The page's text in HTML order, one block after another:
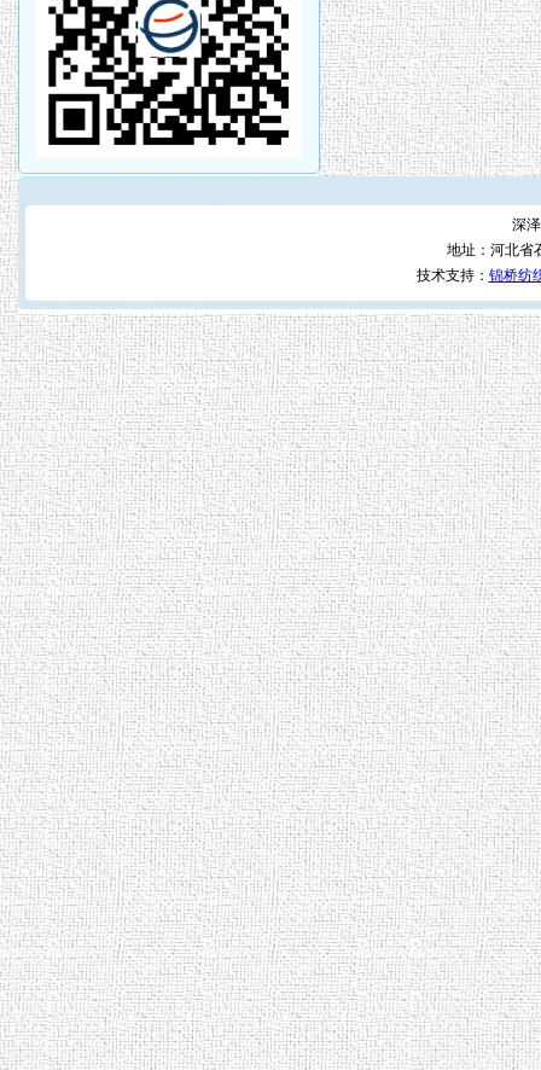
深
地址：河北省
技术支持： 锦桥纺